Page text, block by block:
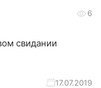
6
свидании
17.07.2019